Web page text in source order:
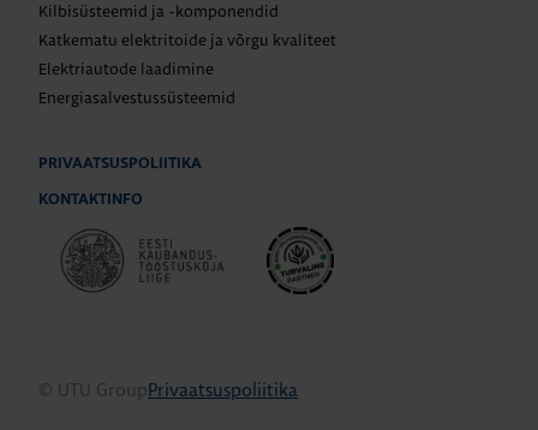
Kilbisüsteemid ja -komponendid
Katkematu elektritoide ja võrgu kvaliteet
Elektriautode laadimine
Energiasalvestussüsteemid
PRIVAATSUSPOLIITIKA
KONTAKTINFO
© UTU GroupPrivaatsuspoliitika